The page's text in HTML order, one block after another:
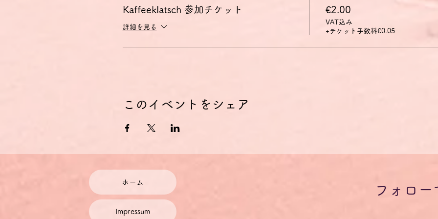
Kaffeeklatsch 参加チケット
詳細を見る
€2.00
VAT込み
+チケット手数料€0.05
このイベントをシェア
ホーム
Impressum
フォロー